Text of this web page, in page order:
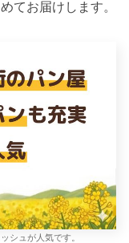
てお届けします。
シュが人気です。